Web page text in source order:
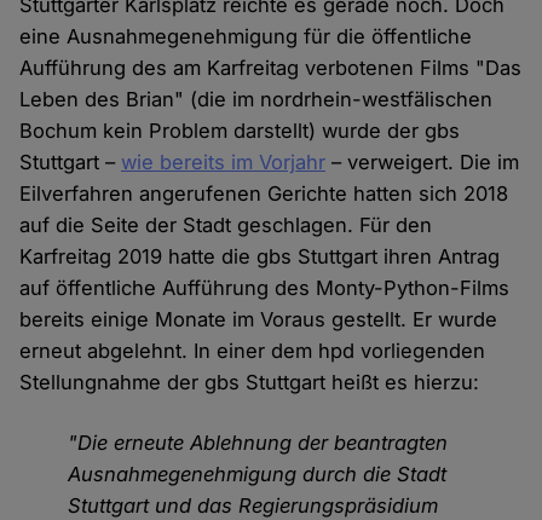
Stuttgarter Karlsplatz reichte es gerade noch. Doch
eine Ausnahmegenehmigung für die öffentliche
Aufführung des am Karfreitag verbotenen Films "Das
Leben des Brian" (die im nordrhein-westfälischen
Bochum kein Problem darstellt) wurde der gbs
Stuttgart – wie bereits im Vorjahr – verweigert. Die im
Eilverfahren angerufenen Gerichte hatten sich 2018
auf die Seite der Stadt geschlagen. Für den
Karfreitag 2019 hatte die gbs Stuttgart ihren Antrag
auf öffentliche Aufführung des Monty-Python-Films
bereits einige Monate im Voraus gestellt. Er wurde
erneut abgelehnt. In einer dem hpd vorliegenden
Stellungnahme der gbs Stuttgart heißt es hierzu:
"Die erneute Ablehnung der beantragten
Ausnahmegenehmigung durch die Stadt
Stuttgart und das Regierungspräsidium